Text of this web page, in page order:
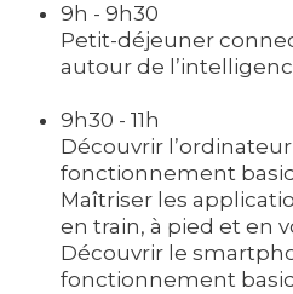
9h - 9h30
Petit-déjeuner
autour de
9h30 - 11h
Découvrir
fonctionnement
Maîtriser les
en train, à pied et en
Découvrir le
fonctionnement